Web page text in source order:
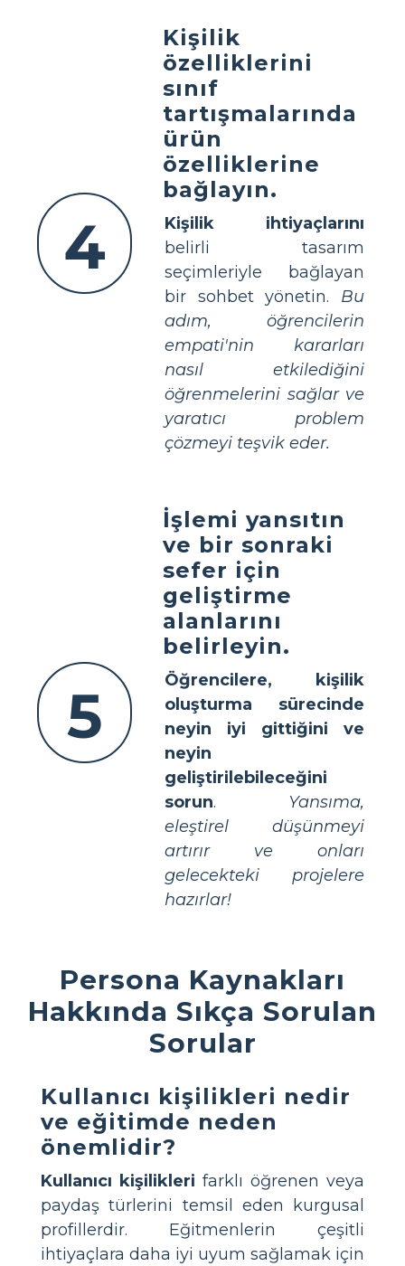
4
Kişilik
özelliklerini
sınıf
tartışmalarında
ürün
özelliklerine
bağlayın.
Kişilik ihtiyaçlarını
belirli tasarım
seçimleriyle bağlayan
bir sohbet yönetin. Bu
adım, öğrencilerin
empati'nin kararları
nasıl etkilediğini
öğrenmelerini sağlar ve
yaratıcı problem
çözmeyi teşvik eder.
5
İşlemi yansıtın
ve bir sonraki
sefer için
geliştirme
alanlarını
belirleyin.
Öğrencilere, kişilik
oluşturma sürecinde
neyin iyi gittiğini ve
neyin
geliştirilebileceğini
sorun. Yansıma,
eleştirel düşünmeyi
artırır ve onları
gelecekteki projelere
hazırlar!
Persona Kaynakları
Hakkında Sıkça Sorulan
Sorular
Kullanıcı kişilikleri nedir
ve eğitimde neden
önemlidir?
Kullanıcı kişilikleri farklı öğrenen veya
paydaş türlerini temsil eden kurgusal
profillerdir. Eğitmenlerin çeşitli
ihtiyaçlara daha iyi uyum sağlamak için